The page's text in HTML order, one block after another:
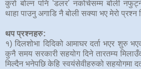
कुरो बोल्न पनि 'डलर' नकोचेसम्म बोली
थाहा पाउनु अगाडि नै बोली सक्या भए मेरो प्रश्न
थप प्रश्नहरु:
१) दिलशोभा दिदिको आमाघर दर्ता भएर शुरु
कुनै समय सरकारी सहयोग दिने तारतम्य
मिल्दैन भनेपछि केहि स्वयंसेवीहरुको सहयोगमा